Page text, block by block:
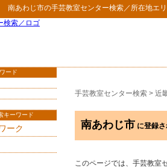
南あわじ市の手芸教室センター検索／所在地エ
手芸教室センター検索 > 近
南あわじ市 に登録
このページでは、手芸教室
ード
キーワード
ーク